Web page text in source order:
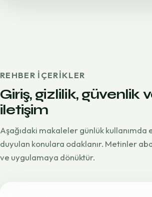
REHBER IÇERIKLER
Giriş, gizlilik, güvenlik
iletişim
Aşağıdaki makaleler günlük kullanımda
duyulan konulara odaklanır. Metinler
ve uygulamaya dönüktür.